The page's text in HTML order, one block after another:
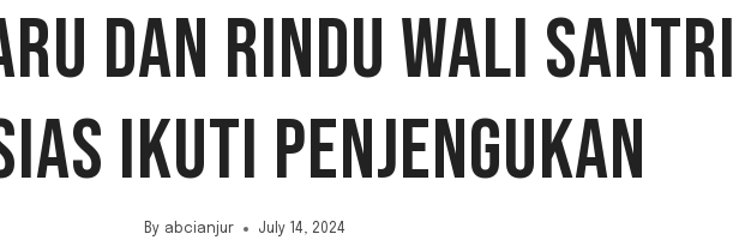
DAN RINDU WALI SANTRI
IKUTI PENJENGUKAN
By abcianjur July 14, 2024